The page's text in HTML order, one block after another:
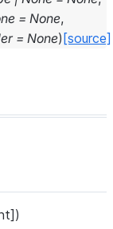
= None,
= None) [source]